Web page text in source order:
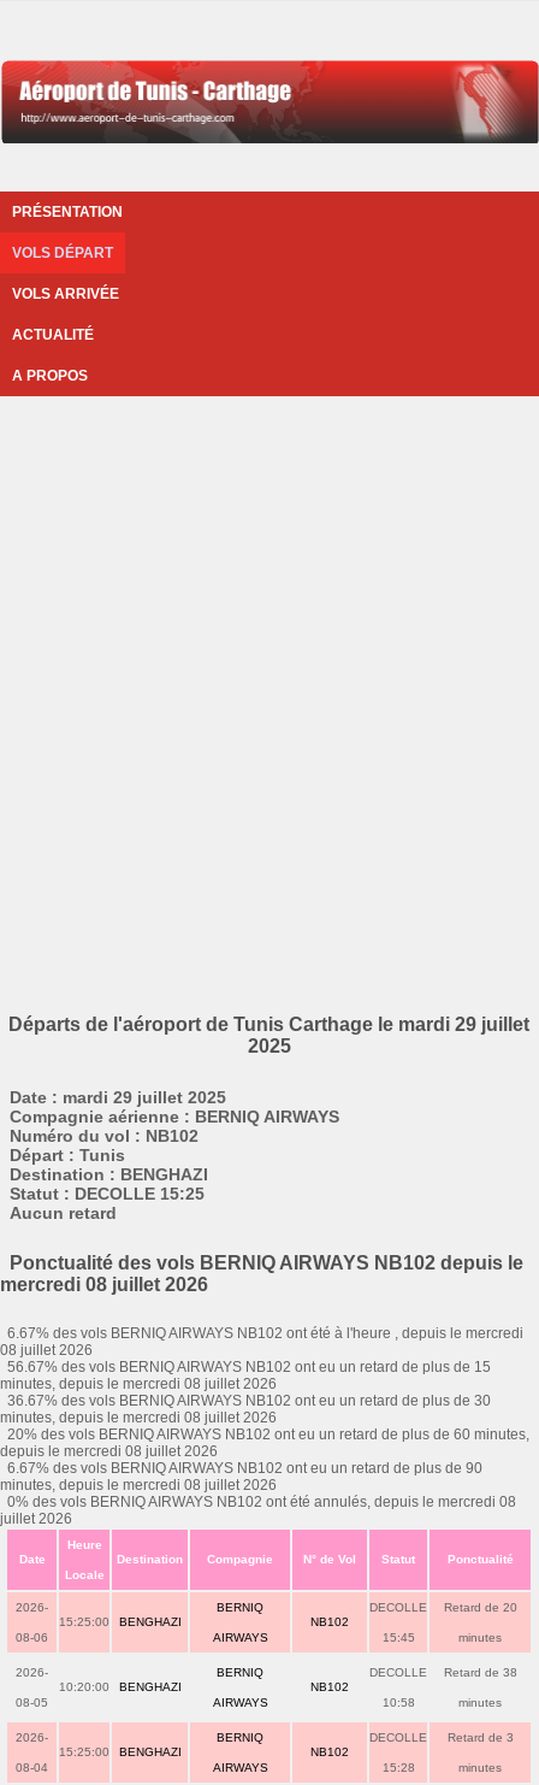
PRÉSENTATION
VOLS DÉPART
VOLS ARRIVÉE
ACTUALITÉ
A PROPOS
Départs de l'aéroport de Tunis Carthage le mardi 29 juillet
2025
Date : mardi 29 juillet 2025
Compagnie aérienne : BERNIQ AIRWAYS
Numéro du vol : NB102
Départ : Tunis
Destination : BENGHAZI
Statut : DECOLLE 15:25
Aucun retard
Ponctualité des vols BERNIQ AIRWAYS NB102 depuis le
mercredi 08 juillet 2026
6.67% des vols BERNIQ AIRWAYS NB102 ont été à l'heure , depuis le mercredi
08 juillet 2026
56.67% des vols BERNIQ AIRWAYS NB102 ont eu un retard de plus de 15
minutes, depuis le mercredi 08 juillet 2026
36.67% des vols BERNIQ AIRWAYS NB102 ont eu un retard de plus de 30
minutes, depuis le mercredi 08 juillet 2026
20% des vols BERNIQ AIRWAYS NB102 ont eu un retard de plus de 60 minutes,
depuis le mercredi 08 juillet 2026
6.67% des vols BERNIQ AIRWAYS NB102 ont eu un retard de plus de 90
minutes, depuis le mercredi 08 juillet 2026
0% des vols BERNIQ AIRWAYS NB102 ont été annulés, depuis le mercredi 08
juillet 2026
Date
Heure
Locale
Destination Compagnie N° de Vol Statut Ponctualité
2026-
08-06
15:25:00 BENGHAZI
BERNIQ
AIRWAYS
NB102
DECOLLE
15:45
Retard de 20
minutes
2026-
08-05
10:20:00 BENGHAZI
BERNIQ
AIRWAYS
NB102
DECOLLE
10:58
Retard de 38
minutes
2026-
08-04
15:25:00 BENGHAZI
BERNIQ
AIRWAYS
NB102
DECOLLE
15:28
Retard de 3
minutes